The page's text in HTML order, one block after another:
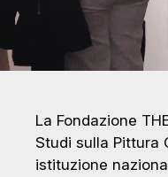
La Fondazione
Studi sulla Pittura
istituzione